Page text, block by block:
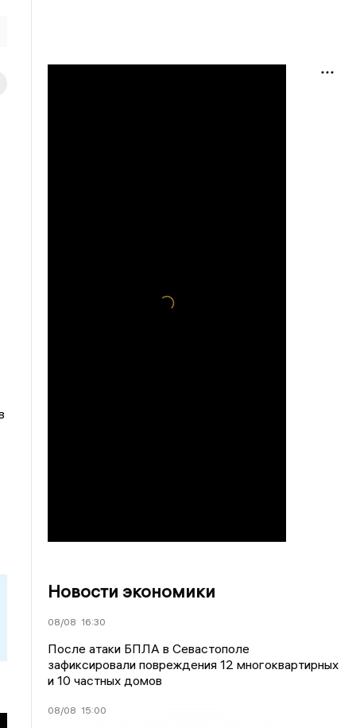
Новости экономики
08/08 16:30
После атаки БПЛА в Севастополе
зафиксировали повреждения 12 многоквартирных
и 10 частных домов
08/08 15:00